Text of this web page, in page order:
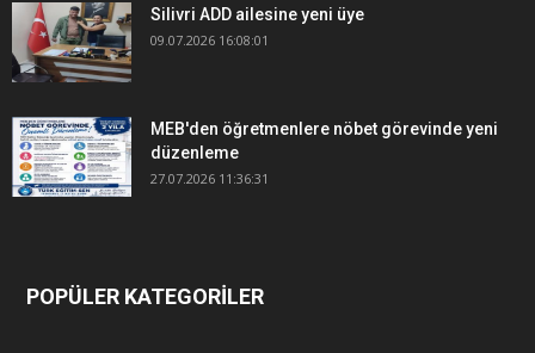
Silivri ADD ailesine yeni üye
09.07.2026 16:08:01
MEB'den öğretmenlere nöbet görevinde yeni
düzenleme
27.07.2026 11:36:31
POPÜLER KATEGORİLER